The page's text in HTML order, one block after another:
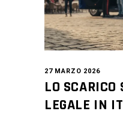
27 MARZO 2026
LO SCARICO
LEGALE IN